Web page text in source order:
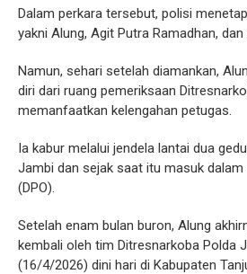
Dalam perkara tersebut, polisi
yakni Alung, Agit Putra Ramadhan,
Namun, sehari setelah diamankan,
diri dari ruang pemeriksaan
memanfaatkan kelengahan petugas.
Ia kabur melalui jendela lantai dua
Jambi dan sejak saat itu masuk
(DPO).
Setelah enam bulan buron, Alung
kembali oleh tim Ditresnarkoba Polda
(16/4/2026) dini hari di Kabupaten